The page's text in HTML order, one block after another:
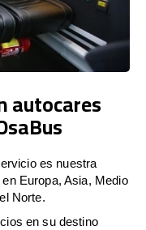
autocares
es nuestra
Europa, Asia, Medio
Norte.
en su destino